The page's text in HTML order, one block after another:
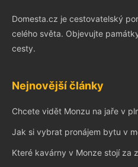
Domesta.cz je cestovatelský
celého světa. Objevujte
cesty.
Nejnovější články
Chcete vidět Monzu na jaře v
Jak si vybrat pronájem bytu v
Které kavárny v Monze stojí za